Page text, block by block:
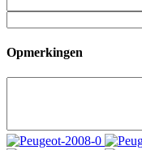
Opmerkingen